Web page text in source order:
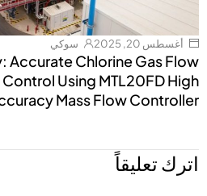
أغسطس 20, 2025 سوكي
Accurate Chlorine Gas Flow
Using MTL20FD High
Mass Flow Controller
اترك تعليقاً